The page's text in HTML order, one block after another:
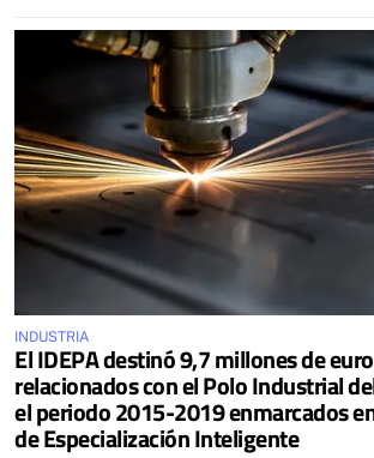
INDUSTRIA
El IDEPA destinó 9,7 millones de
relacionados con el Polo Industrial
el periodo 2015-2019 enmarcados
de Especialización Inteligente